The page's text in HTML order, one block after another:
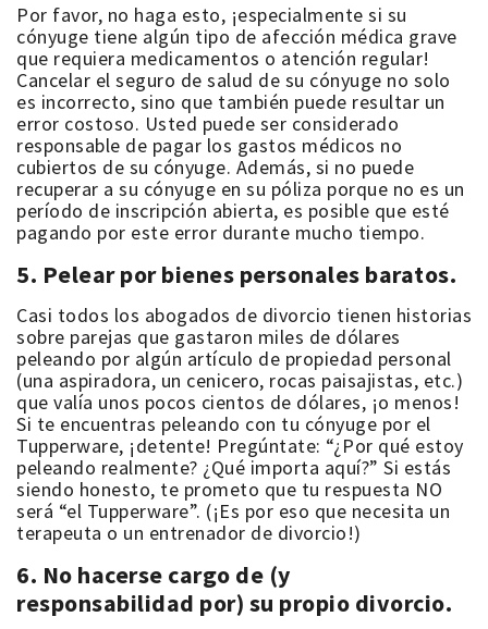
Por favor, no haga esto, ¡especialmente si su
cónyuge tiene algún tipo de afección médica grave
que requiera medicamentos o atención regular!
Cancelar el seguro de salud de su cónyuge no solo
es incorrecto, sino que también puede resultar un
error costoso. Usted puede ser considerado
responsable de pagar los gastos médicos no
cubiertos de su cónyuge. Además, si no puede
recuperar a su cónyuge en su póliza porque no es un
período de inscripción abierta, es posible que esté
pagando por este error durante mucho tiempo.
5. Pelear por bienes personales baratos.
Casi todos los abogados de divorcio tienen historias
sobre parejas que gastaron miles de dólares
peleando por algún artículo de propiedad personal
(una aspiradora, un cenicero, rocas paisajistas, etc.)
que valía unos pocos cientos de dólares, ¡o menos!
Si te encuentras peleando con tu cónyuge por el
Tupperware, ¡detente! Pregúntate: “¿Por qué estoy
peleando realmente? ¿Qué importa aquí?” Si estás
siendo honesto, te prometo que tu respuesta NO
será “el Tupperware”. (¡Es por eso que necesita un
terapeuta o un entrenador de divorcio!)
6. No hacerse cargo de (y
responsabilidad por) su propio divorcio.